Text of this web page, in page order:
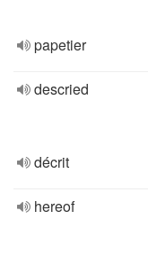
papetier
descried
décrit
hereof